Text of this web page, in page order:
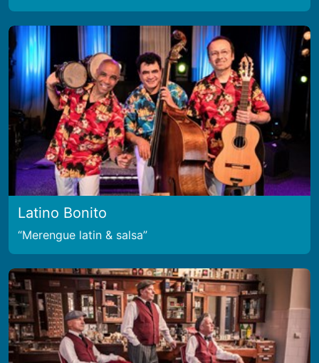
Latino Bonito
Merengue latin & salsa